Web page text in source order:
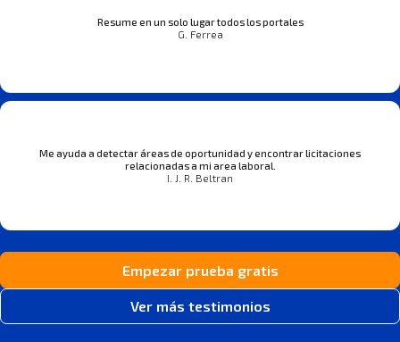
Resume en un solo lugar todos los portales
G. Ferrea
Me ayuda a detectar áreas de oportunidad y encontrar licitaciones
relacionadas a mi area laboral.
I. J. R. Beltran
Empezar prueba gratis
Ver más testimonios